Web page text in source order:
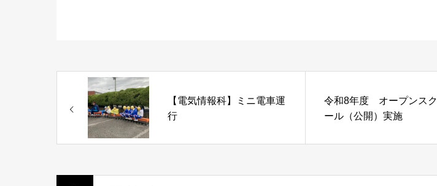
【電気情報科】ミニ電車運
行
令和8年度 オープンスク
ール（公開）実施